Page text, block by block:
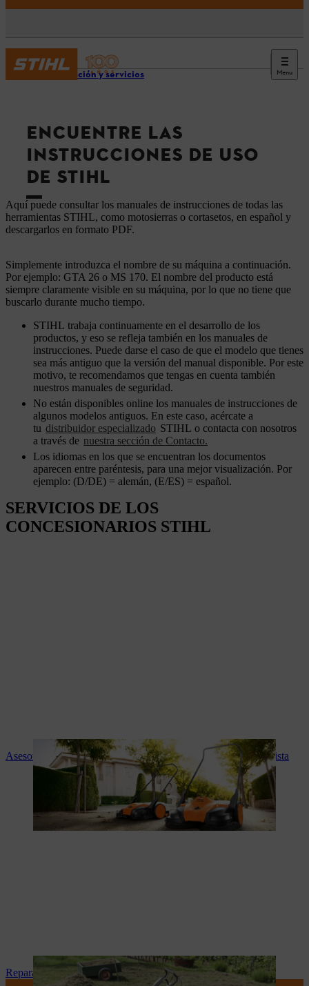
Menu
Información y servicios
ENCUENTRE LAS
INSTRUCCIONES DE USO
DE STIHL
Aquí puede consultar los manuales de instrucciones de todas las
herramientas STIHL, como motosierras o cortasetos, en español y
descargarlos en formato PDF.
Simplemente introduzca el nombre de su máquina a continuación.
Por ejemplo: GTA 26 o MS 170. El nombre del producto está
siempre claramente visible en su máquina, por lo que no tiene que
buscarlo durante mucho tiempo.
STIHL trabaja continuamente en el desarrollo de los
productos, y eso se refleja también en los manuales de
instrucciones. Puede darse el caso de que el modelo que tienes
sea más antiguo que la versión del manual disponible. Por este
motivo, te recomendamos que tengas en cuenta también
nuestros manuales de seguridad.
No están disponibles online los manuales de instrucciones de
algunos modelos antiguos. En este caso, acércate a
tu distribuidor especializado STIHL o contacta con nosotros
a través de nuestra sección de Contacto.
Los idiomas en los que se encuentran los documentos
aparecen entre paréntesis, para una mejor visualización. Por
ejemplo: (D/DE) = alemán, (E/ES) = español.
SERVICIOS DE LOS
CONCESIONARIOS STIHL
Asesoramiento experto y servicio STIHL en tu tienda especialista
Reparación y mantenimiento STIHL en tu tienda especialista